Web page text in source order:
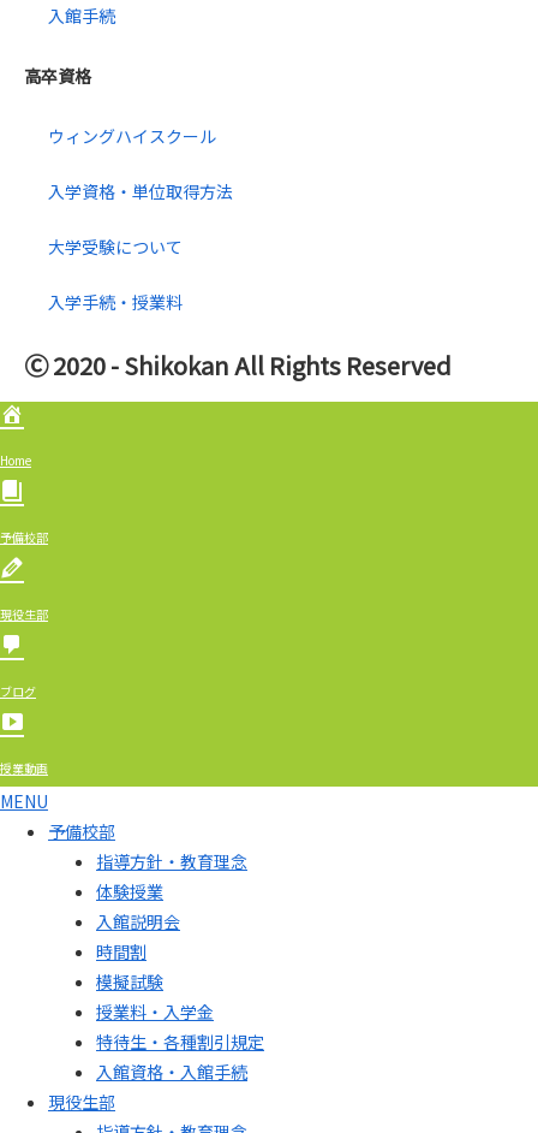
入館手続
高卒資格
ウィングハイスクール
入学資格・単位取得方法
大学受験について
入学手続・授業料
Ⓒ 2020 - Shikokan All Rights Reserved
Home
予備校部
現役生部
ブログ
授業動画
MENU
予備校部
指導方針・教育理念
体験授業
入館説明会
時間割
模擬試験
授業料・入学金
特待生・各種割引規定
入館資格・入館手続
現役生部